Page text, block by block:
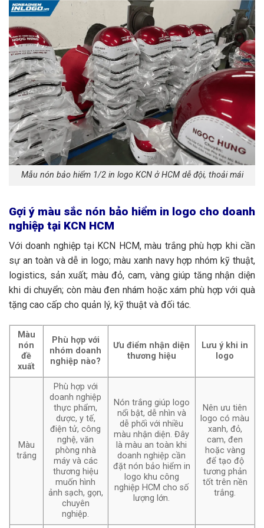
Mẫu nón bảo hiểm 1/2 in logo KCN ở HCM dễ đội, thoải mái
Gợi ý màu sắc nón bảo hiểm in logo cho doanh
nghiệp tại KCN HCM
Với doanh nghiệp tại KCN HCM, màu trắng phù hợp khi cần
sự an toàn và dễ in logo; màu xanh navy hợp nhóm kỹ thuật,
logistics, sản xuất; màu đỏ, cam, vàng giúp tăng nhận diện
khi di chuyển; còn màu đen nhám hoặc xám phù hợp với quà
tặng cao cấp cho quản lý, kỹ thuật và đối tác.
Màu
nón
đề
xuất
Phù hợp với
nhóm doanh
nghiệp nào?
Ưu điểm nhận diện
thương hiệu
Lưu ý khi in
logo
Màu
trắng
Phù hợp với
doanh nghiệp
thực phẩm,
dược, y tế,
điện tử, công
nghệ, văn
phòng nhà
máy và các
thương hiệu
muốn hình
ảnh sạch, gọn,
chuyên
nghiệp.
Nón trắng giúp logo
nổi bật, dễ nhìn và
dễ phối với nhiều
màu nhận diện. Đây
là màu an toàn khi
doanh nghiệp cần
đặt nón bảo hiểm in
logo khu công
nghiệp HCM cho số
lượng lớn.
Nên ưu tiên
logo có màu
xanh, đỏ,
cam, đen
hoặc vàng
để tạo độ
tương phản
tốt trên nền
trắng.